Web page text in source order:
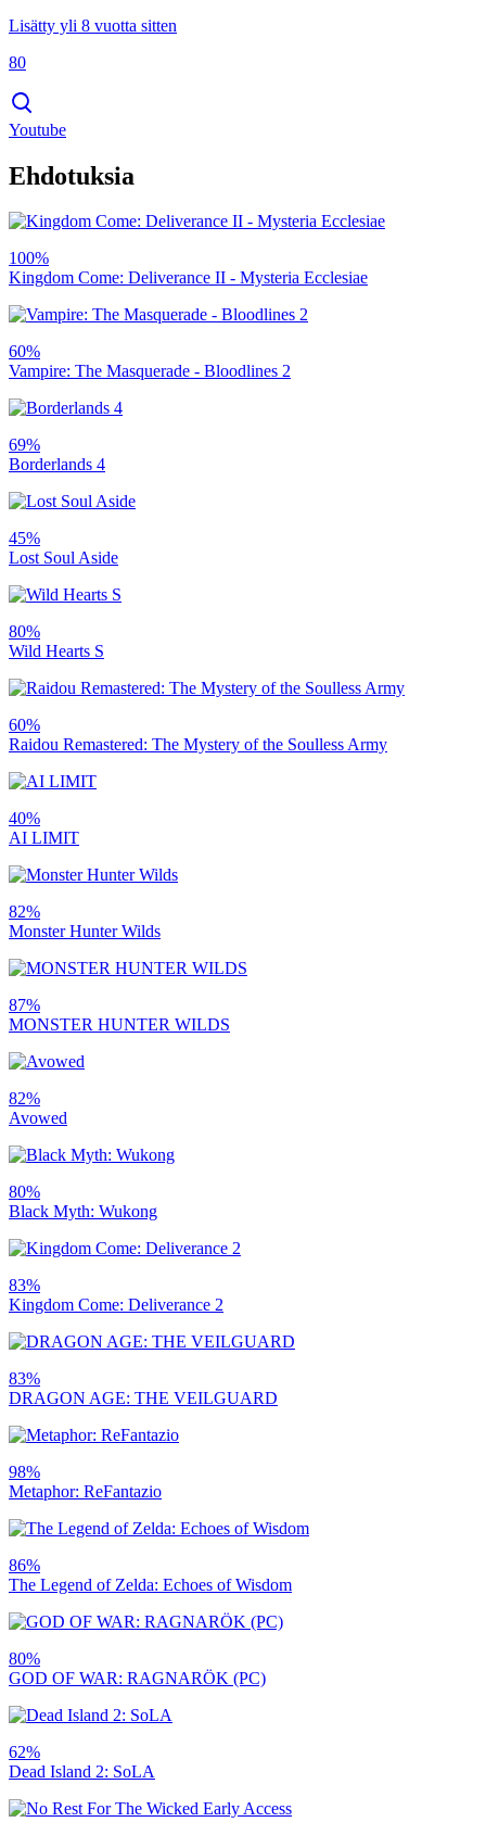
Lisätty yli 8 vuotta sitten
80
Youtube
Ehdotuksia
100%
Kingdom Come: Deliverance II - Mysteria Ecclesiae
60%
Vampire: The Masquerade - Bloodlines 2
69%
Borderlands 4
45%
Lost Soul Aside
80%
Wild Hearts S
60%
Raidou Remastered: The Mystery of the Soulless Army
40%
AI LIMIT
82%
Monster Hunter Wilds
87%
MONSTER HUNTER WILDS
82%
Avowed
80%
Black Myth: Wukong
83%
Kingdom Come: Deliverance 2
83%
DRAGON AGE: THE VEILGUARD
98%
Metaphor: ReFantazio
86%
The Legend of Zelda: Echoes of Wisdom
80%
GOD OF WAR: RAGNARÖK (PC)
62%
Dead Island 2: SoLA